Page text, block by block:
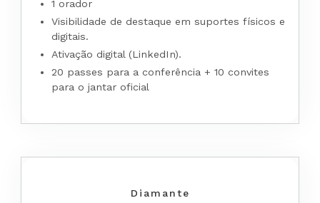
1 orador
Visibilidade de destaque em suportes físicos e
digitais.
Ativação digital (LinkedIn).
20 passes para a conferência + 10 convites
para o jantar oficial
Diamante